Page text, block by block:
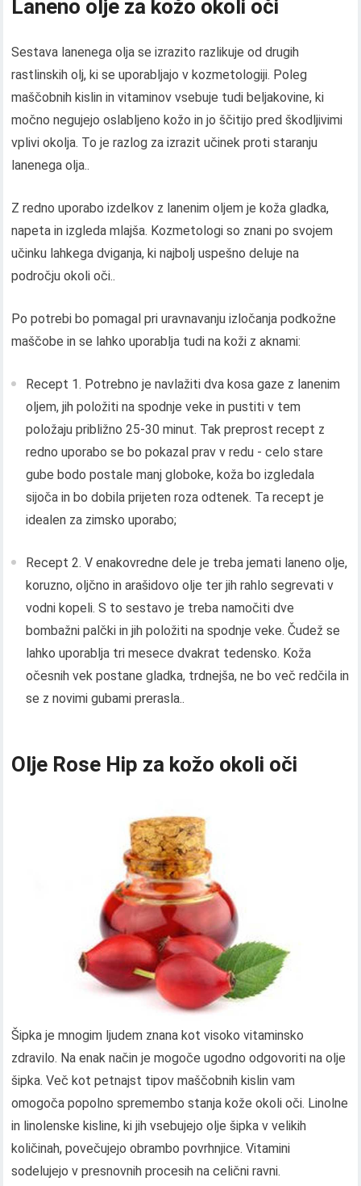
Laneno olje za kožo okoli oči
Sestava lanenega olja se izrazito razlikuje od drugih
rastlinskih olj, ki se uporabljajo v kozmetologiji. Poleg
maščobnih kislin in vitaminov vsebuje tudi beljakovine, ki
močno negujejo oslabljeno kožo in jo ščitijo pred škodljivimi
vplivi okolja. To je razlog za izrazit učinek proti staranju
lanenega olja..
Z redno uporabo izdelkov z lanenim oljem je koža gladka,
napeta in izgleda mlajša. Kozmetologi so znani po svojem
učinku lahkega dviganja, ki najbolj uspešno deluje na
področju okoli oči..
Po potrebi bo pomagal pri uravnavanju izločanja podkožne
maščobe in se lahko uporablja tudi na koži z aknami:
Recept 1. Potrebno je navlažiti dva kosa gaze z lanenim
oljem, jih položiti na spodnje veke in pustiti v tem
položaju približno 25-30 minut. Tak preprost recept z
redno uporabo se bo pokazal prav v redu - celo stare
gube bodo postale manj globoke, koža bo izgledala
sijoča ​​in bo dobila prijeten roza odtenek. Ta recept je
idealen za zimsko uporabo;
Recept 2. V enakovredne dele je treba jemati laneno olje,
koruzno, oljčno in arašidovo olje ter jih rahlo segrevati v
vodni kopeli. S to sestavo je treba namočiti dve
bombažni palčki in jih položiti na spodnje veke. Čudež se
lahko uporablja tri mesece dvakrat tedensko. Koža
očesnih vek postane gladka, trdnejša, ne bo več redčila in
se z novimi gubami prerasla..
Olje Rose Hip za kožo okoli oči
Šipka je mnogim ljudem znana kot visoko vitaminsko
zdravilo. Na enak način je mogoče ugodno odgovoriti na olje
šipka. Več kot petnajst tipov maščobnih kislin vam
omogoča popolno spremembo stanja kože okoli oči. Linolne
in linolenske kisline, ki jih vsebujejo olje šipka v velikih
količinah, povečujejo obrambo povrhnjice. Vitamini
sodelujejo v presnovnih procesih na celični ravni.